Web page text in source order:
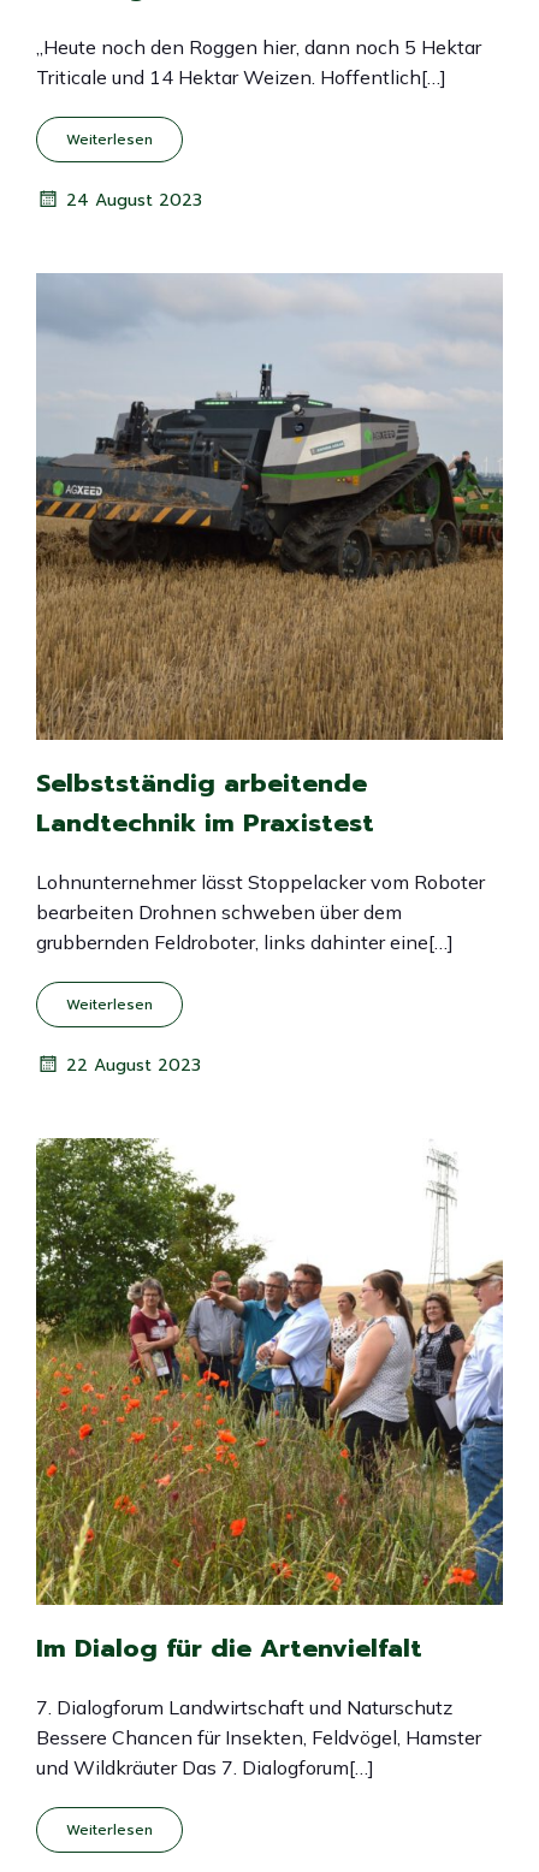
„Heute noch den Roggen hier, dann noch 5 Hektar
Triticale und 14 Hektar Weizen. Hoffentlich[…]
Weiterlesen
24 August 2023
Selbstständig arbeitende
Landtechnik im Praxistest
Lohnunternehmer lässt Stoppelacker vom Roboter
bearbeiten Drohnen schweben über dem
grubbernden Feldroboter, links dahinter eine[…]
Weiterlesen
22 August 2023
Im Dialog für die Artenvielfalt
7. Dialogforum Landwirtschaft und Naturschutz
Bessere Chancen für Insekten, Feldvögel, Hamster
und Wildkräuter Das 7. Dialogforum[…]
Weiterlesen